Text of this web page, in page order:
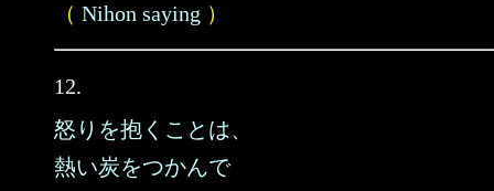
（ Nihon saying ）
12.
怒りを抱くことは、
熱い炭をつかんで